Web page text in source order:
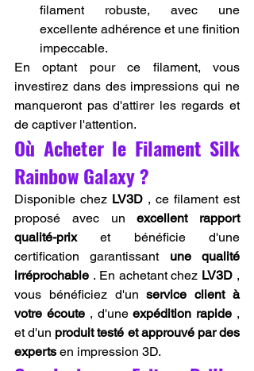
filament robuste, avec une
excellente adhérence et une finition
impeccable.
En optant pour ce filament, vous
investirez dans des impressions qui ne
manqueront pas d'attirer les regards et
de captiver l'attention.
Où Acheter le Filament Silk
Rainbow Galaxy ?
Disponible chez LV3D , ce filament est
proposé avec un excellent rapport
qualité-prix et bénéficie d'une
certification garantissant une qualité
irréprochable . En achetant chez LV3D ,
vous bénéficiez d'un service client à
votre écoute , d'une expédition rapide ,
et d'un produit testé et approuvé par des
experts en impression 3D.